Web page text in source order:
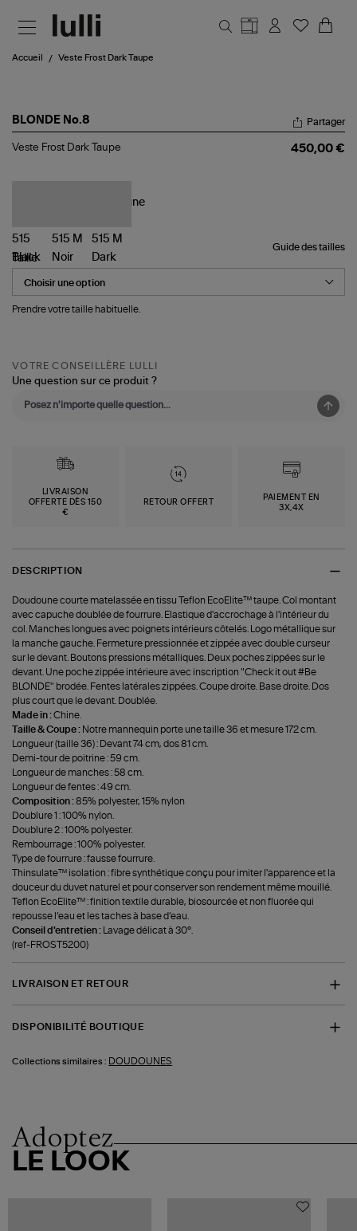
Accueil Veste Frost Dark Taupe
BLONDE No.8
Veste
Partager
Veste Frost Dark Taupe 450,00 €
Guide des tailles
Taille
Prendre votre taille habituelle.
VOTRE CONSEILLÈRE LULLI
Une question sur ce produit ?
LIVRAISON
OFFERTE DÈS 150
€
RETOUR OFFERT
PAIEMENT EN
3X,4X
DESCRIPTION
Doudoune courte matelassée en tissu Teflon EcoElite™ taupe. Col montant
avec capuche doublée de fourrure. Elastique d'accrochage à l'intérieur du
col. Manches longues avec poignets intérieurs côtelés. Logo métallique sur
la manche gauche. Fermeture pressionnée et zippée avec double curseur
sur le devant. Boutons pressions métalliques. Deux poches zippées sur le
devant. Une poche zippée intérieure avec inscription "Check it out #Be
BLONDE" brodée. Fentes latérales zippées. Coupe droite. Base droite. Dos
plus court que le devant. Doublée.
Made in :Chine.
Taille & Coupe : Notre mannequin porte une taille 36 et mesure 172 cm.
Longueur (taille 36) : Devant 74 cm, dos 81 cm.
Demi-tour de poitrine : 59 cm.
Longueur de manches : 58 cm.
Longueur de fentes : 49 cm.
Composition :85% polyester, 15% nylon
Doublure 1 : 100% nylon.
Doublure 2 : 100% polyester.
Rembourrage : 100% polyester.
Type de fourrure : fausse fourrure.
Thinsulate™ isolation : fibre synthétique conçu pour imiter l'apparence et la
douceur du duvet naturel et pour conserver son rendement même mouillé.
Teflon EcoElite™ : finition textile durable, biosourcée et non fluorée qui
repousse l’eau et les taches à base d’eau.
Conseil d'entretien :
Lavage délicat à 30°.
(ref-FROST5200)
LIVRAISON ET RETOUR
DISPONIBILITÉ BOUTIQUE
Collections similaires : DOUDOUNES
Adoptez
LE LOOK